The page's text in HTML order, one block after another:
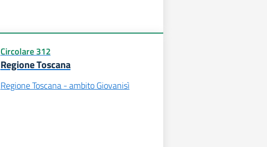
Circolare 312
Regione Toscana
Regione Toscana - ambito Giovanisì